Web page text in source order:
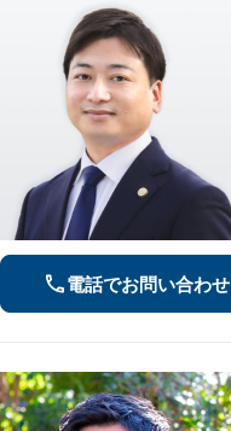
電話でお問い合わせ